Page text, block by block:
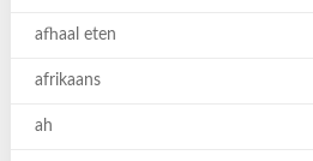
afhaal eten
afrikaans
ah